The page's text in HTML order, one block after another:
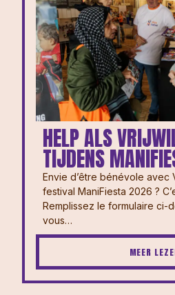
HELP ALS
TIJDENS
Envie d’être bénévole avec
festival ManiFiesta 2026 ?
Remplissez le formulaire ci-
vous…
MEER